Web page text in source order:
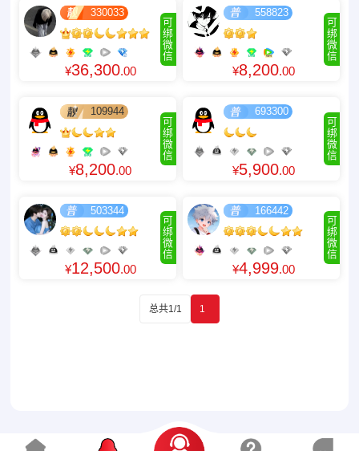
可
绑
微
信
330033
¥36,300.00
可
绑
微
信
558823
¥8,200.00
可
绑
微
信
109944
¥8,200.00
可
绑
微
信
693300
¥5,900.00
可
绑
微
信
503344
¥12,500.00
可
绑
微
信
166442
¥4,999.00
总共1/1 1